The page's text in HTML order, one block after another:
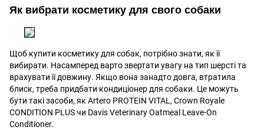
Як вибрати косметику для свого собаки
Щоб купити косметику для собак, потрібно знати, як її
вибирати. Насамперед варто звертати увагу на тип шерсті та
врахувати її довжину. Якщо вона занадто довга, втратила
блиск, треба придбати кондиціонер для собаки. Це можуть
бути такі засоби, як Artero PROTEIN VITAL, Crown Royale
CONDITION PLUS чи Davis Veterinary Oatmeal Leave-On
Conditioner.